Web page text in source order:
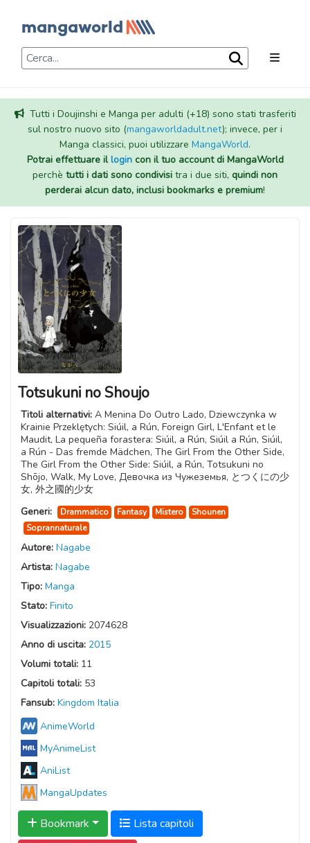
Tutti i Doujinshi e Manga per adulti (+18) sono stati trasferiti
sul nostro nuovo sito (mangaworldadult.net); invece, per i
Manga classici, puoi utilizzare MangaWorld.
Potrai effettuare illogincon il tuo account di MangaWorld
perchè tutti i dati sono condivisi tra i due siti, quindi non
perderai alcun dato, inclusi bookmarks e premium!
Totsukuni no Shoujo
Titoli alternativi: A Menina Do Outro Lado, Dziewczynka w
Krainie Przeklętych: Siúil, a Rún, Foreign Girl, L'Enfant et le
Maudit, La pequeña forastera: Siúil, a Rún, Siúil a Rún, Siúil,
a Rún - Das fremde Mädchen, The Girl From the Other Side,
The Girl From the Other Side: Siúil, a Rún, Totsukuni no
Shōjo, Walk, My Love, Девочка из Чужеземья, とつくにの少
女, 外之國的少女
Generi:
Drammatico Fantasy Mistero
Shounen
Soprannaturale
Autore: Nagabe
Artista: Nagabe
Tipo: Manga
Stato: Finito
Visualizzazioni: 2074628
Anno di uscita: 2015
Volumi totali: 11
Capitoli totali: 53
Fansub: Kingdom Italia
AnimeWorld
MyAnimeList
AniList
MangaUpdates
Bookmark
Lista capitoli